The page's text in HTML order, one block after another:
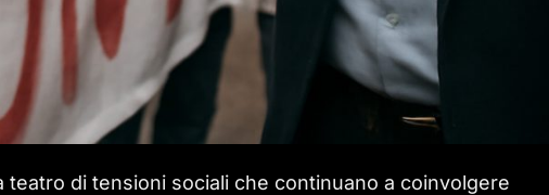
di tensioni sociali che continuano a coinvolgere